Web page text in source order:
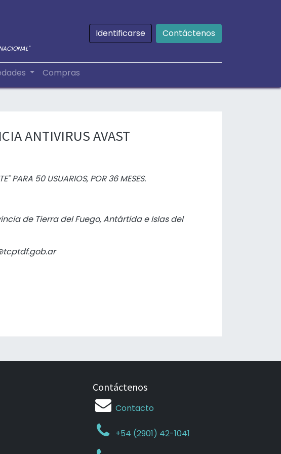
Identificarse Contáctenos
Compras
ANTIVIRUS AVAST
PARA 50 USUARIOS, POR 36 MESES.
de Tierra del Fuego, Antártida e Islas del
Contáctenos
Contacto
+54 (2901) 42-1041